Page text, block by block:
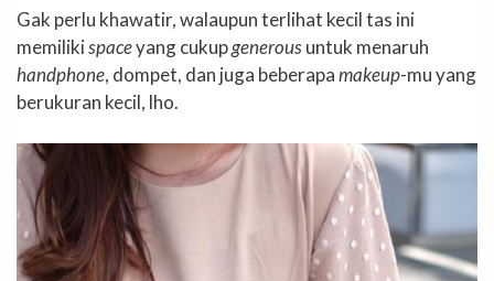
Gak perlu khawatir, walaupun terlihat kecil tas ini
memilikispaceyang cukupgenerousuntuk menaruh
handphone, dompet, dan juga beberapamakeup-mu yang
berukuran kecil, lho.